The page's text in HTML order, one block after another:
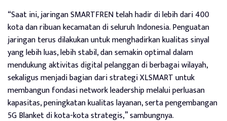
“Saat ini, jaringan SMARTFREN telah hadir di lebih dari 400
kota dan ribuan kecamatan di seluruh Indonesia. Penguatan
jaringan terus dilakukan untuk menghadirkan kualitas sinyal
yang lebih luas, lebih stabil, dan semakin optimal dalam
mendukung aktivitas digital pelanggan di berbagai wilayah,
sekaligus menjadi bagian dari strategi XLSMART untuk
membangun fondasi network leadership melalui perluasan
kapasitas, peningkatan kualitas layanan, serta pengembangan
5G Blanket di kota-kota strategis,” sambungnya.